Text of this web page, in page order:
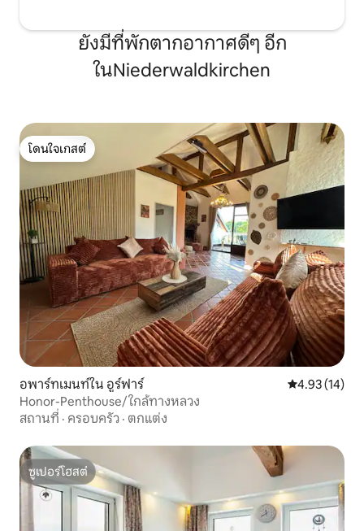
ยังมีที่พักตากอากาศดีๆ อีก
ในNiederwaldkirchen
โดนใจเกสต์
โดนใจเกสต์
อพาร์ทเมนท์ใน อูร์ฟาร์ คะแนนเฉลี่ย
4.93 (14)
Honor-Penthouse/ ใกล้ทางหลวง
สถานที่ · ครอบครัว · ตกแต่ง
ซูเปอร์โฮสต์
ซูเปอร์โฮสต์